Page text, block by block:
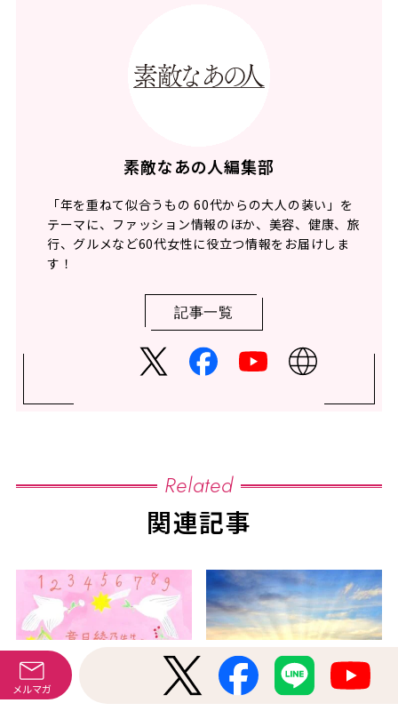
素敵なあの人編集部
「年を重ねて似合うもの 60代からの大人の装い」を
テーマに、ファッション情報のほか、美容、健康、旅
行、グルメなど60代女性に役立つ情報をお届けしま
す！
記事一覧
Related
関連記事
メルマガ